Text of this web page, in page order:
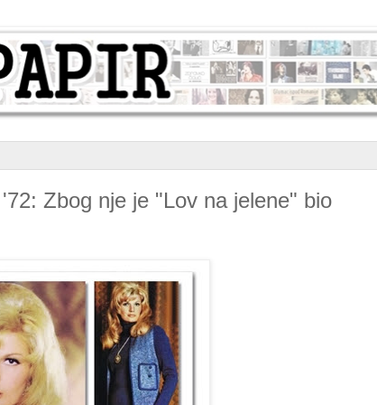
Zbog nje je "Lov na jelene" bio